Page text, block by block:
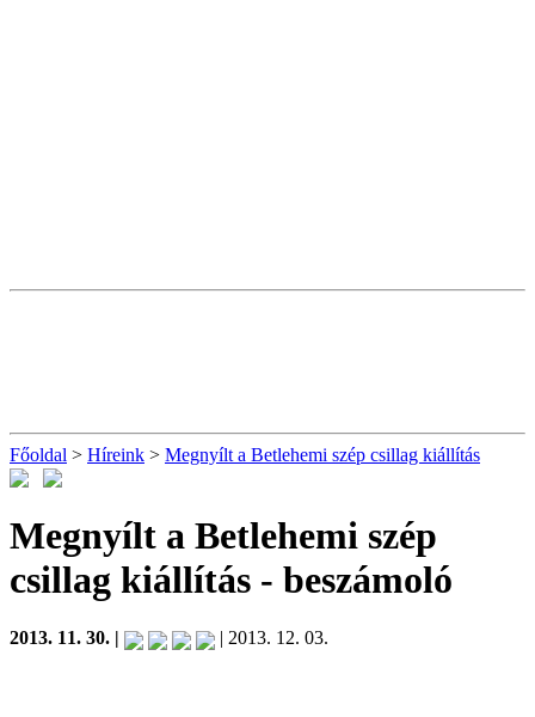
Főoldal > Híreink > Megnyílt a Betlehemi szép csillag kiállítás
Megnyílt a Betlehemi szép
csillag kiállítás - beszámoló
2013. 11. 30. | | 2013. 12. 03.